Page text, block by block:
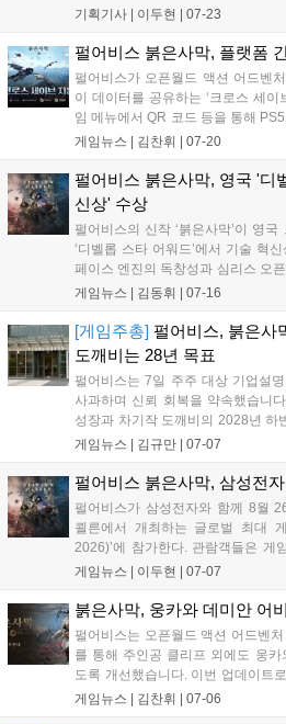
하우를 23일 공유했다. ‘CEDEC
기획기사 | 이두현 07-23
펄어비스 붉은사막, 플랫폼
펄어비스가 오픈월드 액션 어드벤
이 데이터를 공유하는 ‘크로스 세이
임 메뉴에서 QR 코드 등을 통해
동해 어디서든 동일한 캐릭터로 여
개선을 9월까지 순차적으로 진행할
게임뉴스 | 김찬휘 07-20
펄어비스 붉은사막, 영국 '디
신상' 수상
펄어비스의 신작 ‘붉은사막’이 영
‘디벨롭 스타 어워드’에서 기술 혁
페이스 엔진의 독창성과 심리스 오
스 스트랜딩 2 등 쟁쟁한 후보들을
게임뉴스 | 김동휘 07-16
[게임주총] 펄어비스, 붉은사
도깨비는 28년 목표
펄어비스는 7일 주주 대상 기업설
사과하며 신뢰 회복을 약속했습니
성장과 차기작 도깨비의 2028년 하
다. 8월 게임스컴에서는 블랙스페
을 통해 성과를 이어가고, 투명한 소
고 밝혔습니다....
게임뉴스 | 김규만 07-07
펄어비스 붉은사막, 삼성전
펄어비스가 삼성전자와 함께 8월
쾰른에서 개최하는 글로벌 최대
2026)’에 참가한다. 관람객들은 게
을 만나 볼 수 있다. 삼성전자는 세
게임뉴스 | 이두현 07-07
붉은사막, 웅카와 데미안 어
펄어비스는 오픈월드 액션 어드벤
를 통해 주인공 클리프 외에도 웅
도록 개선했습니다. 이번 업데이트
으며, 보스 장비를 포함한 신규 장
게임뉴스 | 김찬휘 07-06